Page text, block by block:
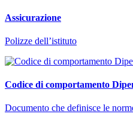
Assicurazione
Polizze dell’istituto
Codice di comportamento
Documento che definisce le